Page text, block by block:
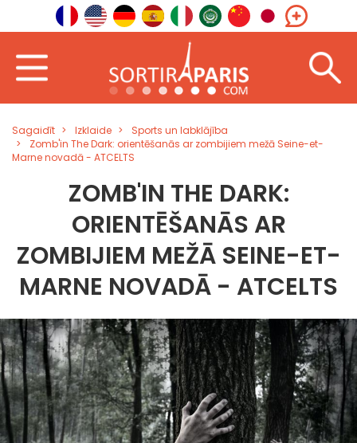
Sagaidīt Izklaide
Sports un labklājība
Zomb'in The Dark: orientēšanās ar zombijiem mežā Seine-et-
Marne novadā - ATCELTS
ZOMB'IN THE DARK:
ORIENTĒŠANĀS AR
ZOMBIJIEM MEŽĀ SEINE-ET-
MARNE NOVADĀ - ATCELTS